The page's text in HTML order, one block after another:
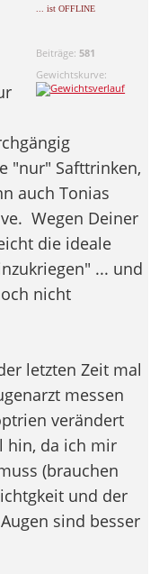
... ist OFFLINE
Beiträge: 581
Gewichtskurve:
"nur" Safttrinken,
auch Tonias
Wegen Deiner
die ideale
... und
nicht
letzten Zeit mal
messen
verändert
hin, da ich mir
(brauchen
und der
sind besser